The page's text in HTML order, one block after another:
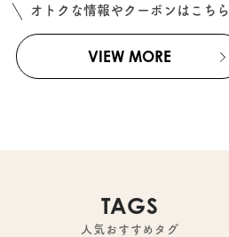
オトクな情報やクーポンはこちら
VIEW MORE
TAGS
人気おすすめタグ